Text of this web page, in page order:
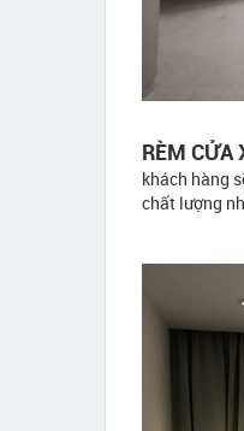
RÈM CỬA
khách hàng
chất lượng